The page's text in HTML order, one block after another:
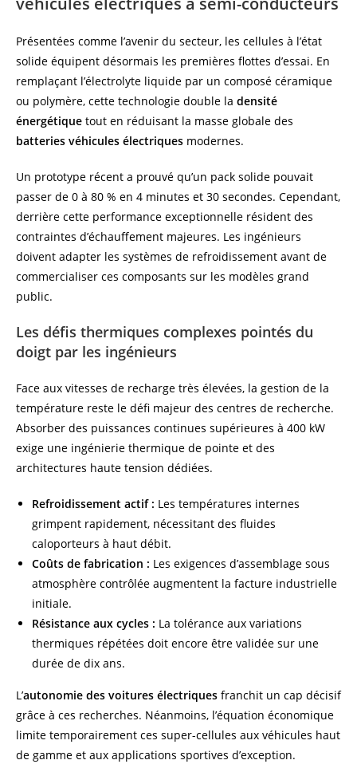
Présentées comme l’avenir du secteur, les cellules à l’état
solide équipent désormais les premières flottes d’essai. En
remplaçant l’électrolyte liquide par un composé céramique
ou polymère, cette technologie double la densité
énergétique tout en réduisant la masse globale des
batteries véhicules électriques modernes.
Un prototype récent a prouvé qu’un pack solide pouvait
passer de 0 à 80 % en 4 minutes et 30 secondes. Cependant,
derrière cette performance exceptionnelle résident des
contraintes d’échauffement majeures. Les ingénieurs
doivent adapter les systèmes de refroidissement avant de
commercialiser ces composants sur les modèles grand
public.
Les défis thermiques complexes pointés du
doigt par les ingénieurs
Face aux vitesses de recharge très élevées, la gestion de la
température reste le défi majeur des centres de recherche.
Absorber des puissances continues supérieures à 400 kW
exige une ingénierie thermique de pointe et des
architectures haute tension dédiées.
Refroidissement actif : Les températures internes
grimpent rapidement, nécessitant des fluides
caloporteurs à haut débit.
Coûts de fabrication : Les exigences d’assemblage sous
atmosphère contrôlée augmentent la facture industrielle
initiale.
Résistance aux cycles : La tolérance aux variations
thermiques répétées doit encore être validée sur une
durée de dix ans.
L’autonomie des voitures électriques franchit un cap décisif
grâce à ces recherches. Néanmoins, l’équation économique
limite temporairement ces super-cellules aux véhicules haut
de gamme et aux applications sportives d’exception.